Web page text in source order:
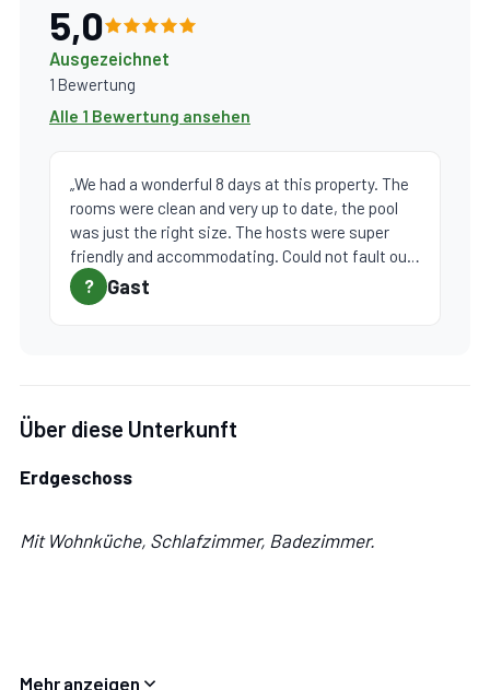
5,0
Ausgezeichnet
1 Bewertung
Alle 1 Bewertung ansehen
„We had a wonderful 8 days at this property. The
rooms were clean and very up to date, the pool
was just the right size. The hosts were super
friendly and accommodating. Could not fault our
stay. Thank you.“
? Gast
Über diese Unterkunft
Erdgeschoss
Mit Wohnküche, Schlafzimmer, Badezimmer.
Mehr anzeigen